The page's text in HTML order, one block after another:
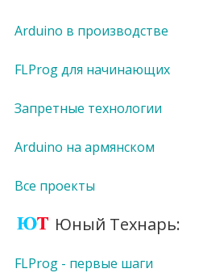
Arduino в производстве
FLProg для начинающих
Запретные технологии
Arduino на армянском
Все проекты
Юный Технарь:
FLProg - первые шаги